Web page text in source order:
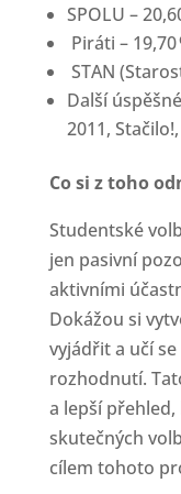
SPOLU –
Piráti – 19,70
STAN
Další
2011, Stačilo!,
Co si z toho
Studentské
jen pasivní
aktivními
Dokážou si
vyjádřit a učí
rozhodnutí.
a lepší
skutečných
cílem tohoto